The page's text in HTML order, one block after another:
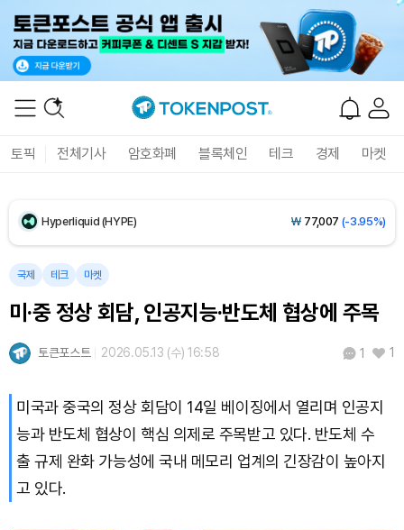
토픽 전체기사 암호화폐 블록체인 테크 경제 마켓
XRP (XRP) ₩1,447(-2.47%)
Dogecoin (DOGE) ₩99.09 (+0.73%)
Bitcoin (BTC)
국제 테크 마켓
미·중 정상 회담, 인공지능·반도체 협상에 주목
토큰포스트 2026.05.13 (수) 16:58 1 1
미국과 중국의 정상 회담이 14일 베이징에서 열리며 인공지
능과 반도체 협상이 핵심 의제로 주목받고 있다. 반도체 수
출 규제 완화 가능성에 국내 메모리 업계의 긴장감이 높아지
고 있다.